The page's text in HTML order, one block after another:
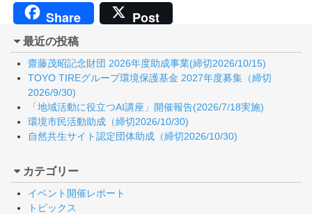
Share Post
最近の投稿
齋藤茂昭記念財団 2026年度助成事業(締切2026/10/15)
TOYO TIREグループ環境保護基金 2027年度募集（締切
2026/9/30)
「地域活動に役立つAI講座」開催報告(2026/7/18実施)
環境市民活動助成（締切2026/10/30)
自然共生サイト認定団体助成（締切2026/10/30)
カテゴリー
イベント開催レポート
トピックス